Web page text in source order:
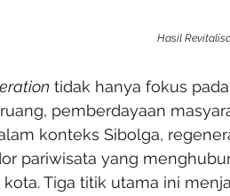
Hasil
tidak hanya fokus
pemberdayaan
konteks Sibolga,
pariwisata yang
Tiga titik utama ini